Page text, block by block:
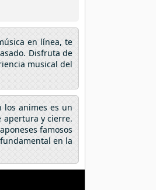
en línea, te
Disfruta de
musical del
los animes es un
apertura y cierre.
famosos
en la